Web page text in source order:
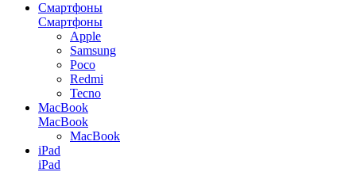
Смартфоны
Смартфоны
Apple
Samsung
Poco
Redmi
Tecno
MacBook
MacBook
MacBook
iPad
iPad